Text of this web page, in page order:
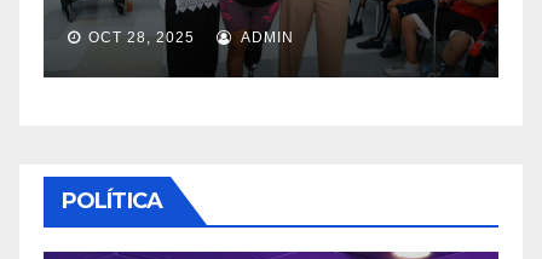
OCT 28, 2025 ADMIN
POLÍTICA